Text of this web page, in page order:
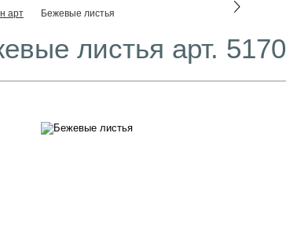
арт Бежевые листья
листья арт.